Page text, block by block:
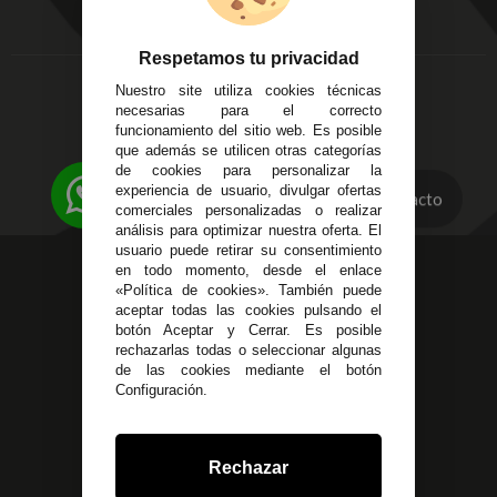
Córdoba
14
Alzira - Valencia
C/ Esplugues, 135
Aviso Legal
Devoluciones
Política de Privacidad
Pago Seguro
Terminos y
Condiciones Generales
Políticas de Cookies
623 23 31 98
Atendemos Whatsapp
955 44 45 43/955 44 45 44
info@steielectronica.com
Avenida Plaza de Toros,
Local 3 Écija (Sevilla)
Contacto
Respetamos tu privacidad
Nuestro site utiliza cookies técnicas
necesarias para el correcto
funcionamiento del sitio web. Es posible
que además se utilicen otras categorías
de cookies para personalizar la
experiencia de usuario, divulgar ofertas
comerciales personalizadas o realizar
análisis para optimizar nuestra oferta. El
usuario puede retirar su consentimiento
en todo momento, desde el enlace
«Política de cookies». También puede
aceptar todas las cookies pulsando el
botón Aceptar y Cerrar. Es posible
rechazarlas todas o seleccionar algunas
de las cookies mediante el botón
Configuración.
Rechazar